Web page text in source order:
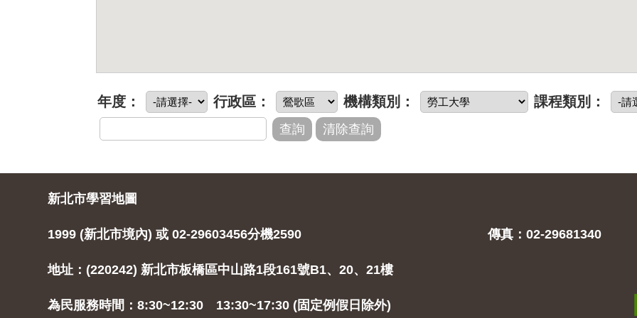
年度： 行政區： 機構類別： 課程類別：
新北市學習地圖
1999 (新北市境內) 或 02-29603456分機2590 傳真：02-29681340
地址：(220242) 新北市板橋區中山路1段161號B1、20、21樓
為民服務時間：8:30~12:30 13:30~17:30 (固定例假日除外)